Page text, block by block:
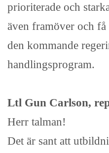
prioriterade och
även framöver och
den kommande
handlingsprogram.
Ltl Gun Carlson,
Herr talman!
Det är sant att